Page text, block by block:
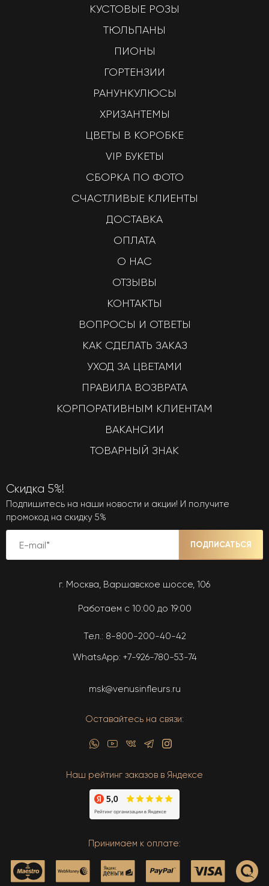
КУСТОВЫЕ РОЗЫ
ТЮЛЬПАНЫ
ПИОНЫ
ГОРТЕНЗИИ
РАНУНКУЛЮСЫ
ХРИЗАНТЕМЫ
ЦВЕТЫ В КОРОБКЕ
VIP БУКЕТЫ
СБОРКА ПО ФОТО
СЧАСТЛИВЫЕ КЛИЕНТЫ
ДОСТАВКА
ОПЛАТА
О НАС
ОТЗЫВЫ
КОНТАКТЫ
ВОПРОСЫ И ОТВЕТЫ
КАК СДЕЛАТЬ ЗАКАЗ
УХОД ЗА ЦВЕТАМИ
ПРАВИЛА ВОЗВРАТА
КОРПОРАТИВНЫМ КЛИЕНТАМ
ВАКАНСИИ
ТОВАРНЫЙ ЗНАК
Скидка 5%!
Подпишитесь на наши новости и акции! И получите
промокод на скидку 5%
ПОДПИСАТЬСЯ
г. Москва, Варшавское шоссе, 106
Работаем с 10:00 до 19:00
Тел.: 8-800-200-40-42
WhatsApp: +7-926-780-53-74
msk@venusinfleurs.ru
Оставайтесь на связи:
Наш рейтинг заказов в Яндексе
Принимаем к оплате: